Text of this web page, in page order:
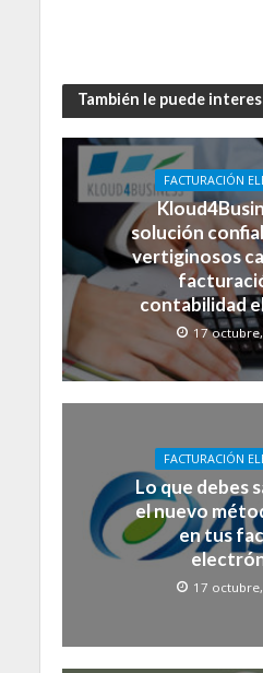
También le puede
FACTURACIÓN
solución
vertiginosos
contabilidad
17
FACTURACIÓN
Lo que debes
el nuevo
en tus
17